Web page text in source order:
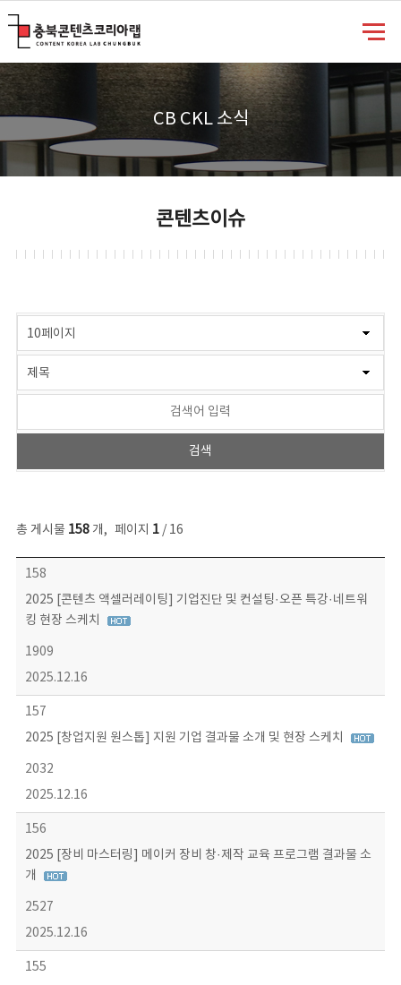
CB CKL 소식
콘텐츠이슈
총 게시물 158개, 페이지 1/ 16
콘텐츠이슈 목록 - 번호, 제목, 작성자, 파일, 조회수, 작성일 정보 제공
158
2025 [콘텐츠 액셀러레이팅] 기업진단 및 컨설팅·오픈 특강·네트워
킹 현장 스케치
1909
2025.12.16
157
2025 [창업지원 원스톱] 지원 기업 결과물 소개 및 현장 스케치
2032
2025.12.16
156
2025 [장비 마스터링] 메이커 장비 창·제작 교육 프로그램 결과물 소
개
2527
2025.12.16
155